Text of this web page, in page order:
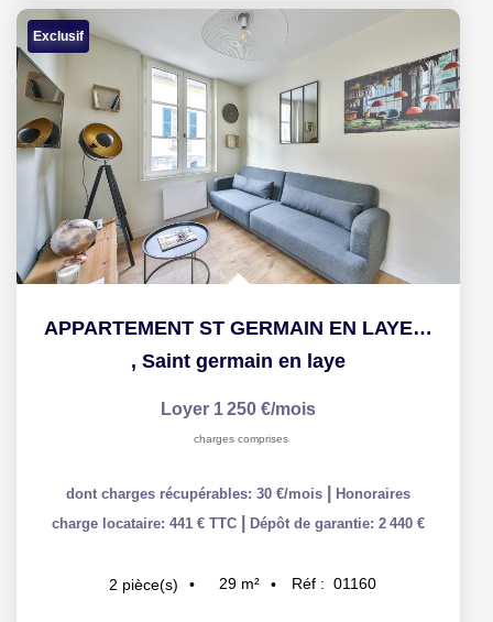
Exclusif
APPARTEMENT ST GERMAIN EN LAYE - 2 pièce(s) - 29.43 m2
, Saint germain en laye
Loyer 1 250 €/mois
charges comprises
dont charges récupérables: 30 €/mois
Honoraires
charge locataire: 441 € TTC
Dépôt de garantie: 2 440 €
2 pièce(s) 29 m² Réf : 01160